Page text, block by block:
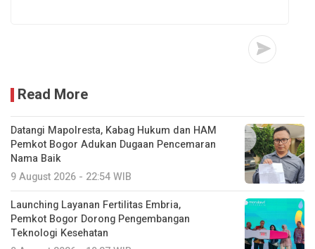
Read More
Datangi Mapolresta, Kabag Hukum dan HAM
Pemkot Bogor Adukan Dugaan Pencemaran
Nama Baik
9 August 2026 - 22:54 WIB
Launching Layanan Fertilitas Embria,
Pemkot Bogor Dorong Pengembangan
Teknologi Kesehatan